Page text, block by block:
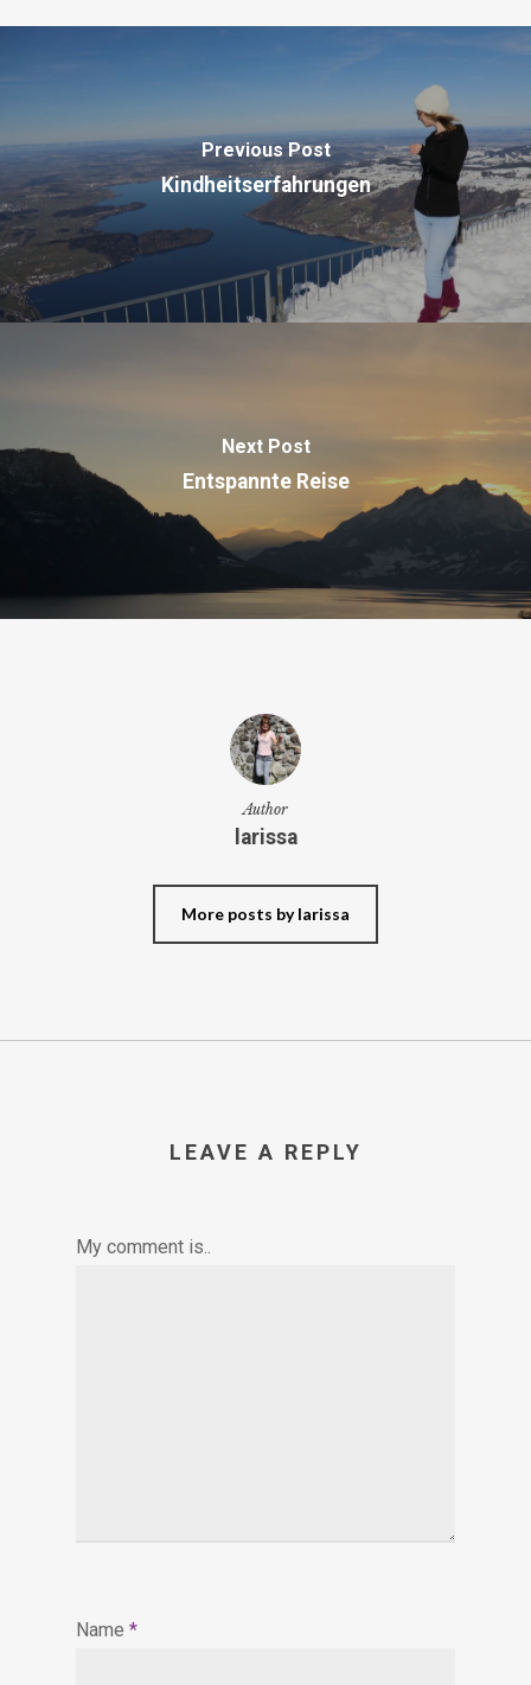
Previous Post
Kindheitserfahrungen
Next Post
Entspannte Reise
Author
larissa
More posts by larissa
LEAVE A REPLY
My comment is..
Name *